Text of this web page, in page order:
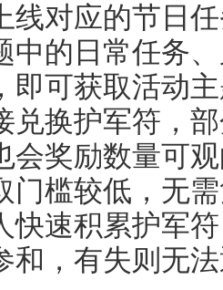
线对应的节日
中的日常任务
即可获取活动
兑换护军符，
会奖励数量可
门槛较低，无
快速积累护军
和，有失则无